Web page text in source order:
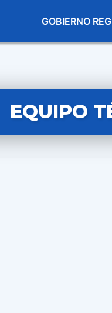
GOBIERNO
EQUIPO